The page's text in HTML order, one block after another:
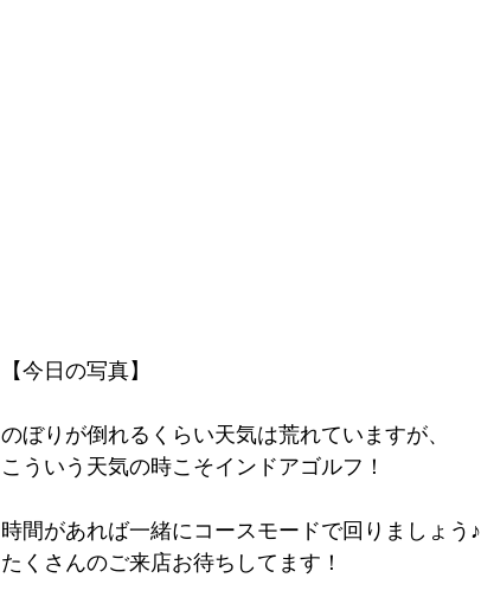
【今日の写真】
のぼりが倒れるくらい天気は荒れていますが、
こういう天気の時こそインドアゴルフ！
時間があれば一緒にコースモードで回りましょう♪
たくさんのご来店お待ちしてます！